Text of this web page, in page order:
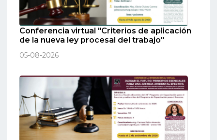
Conferencia virtual "Criterios de aplicación
de la nueva ley procesal del trabajo"
05-08-2026